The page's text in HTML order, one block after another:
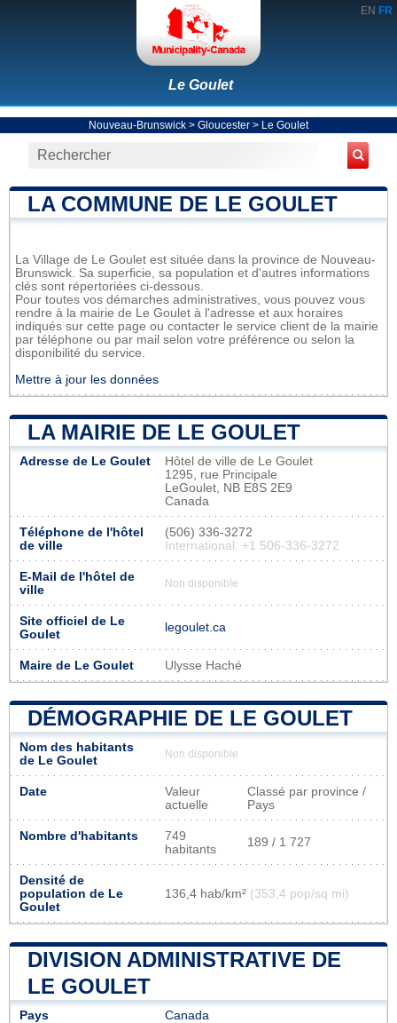
EN FR
Le Goulet
Nouveau-Brunswick > Gloucester > Le Goulet
LA COMMUNE DE LE GOULET
La Village de Le Goulet est située dans la province de Nouveau-
Brunswick. Sa superficie, sa population et d'autres informations
clés sont répertoriées ci-dessous.
Pour toutes vos démarches administratives, vous pouvez vous
rendre à la mairie de Le Goulet à l'adresse et aux horaires
indiqués sur cette page ou contacter le service client de la mairie
par téléphone ou par mail selon votre préférence ou selon la
disponibilité du service.
Mettre à jour les données
LA MAIRIE DE LE GOULET
Adresse de Le Goulet
Hôtel de ville de Le Goulet
1295, rue Principale
LeGoulet, NB E8S 2E9
Canada
Téléphone de l'hôtel
de ville
(506) 336-3272
International: +1 506-336-3272
E-Mail de l'hôtel de
ville
Non disponible
Site officiel de Le
Goulet
legoulet.ca
Maire de Le Goulet Ulysse Haché
DÉMOGRAPHIE DE LE GOULET
Nom des habitants
de Le Goulet
Non disponible
Date
Valeur
actuelle
Classé par province /
Pays
Nombre d'habitants
749
habitants
189 / 1 727
Densité de
population de Le
Goulet
136,4 hab/km² (353,4 pop/sq mi)
DIVISION ADMINISTRATIVE DE
LE GOULET
Pays Canada